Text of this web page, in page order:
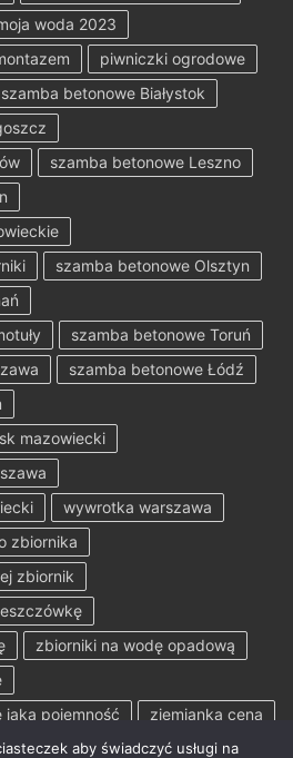
woda 2023
piwniczki ogrodowe
szamba betonowe Białystok
szamba betonowe Leszno
szamba betonowe Olsztyn
szamba betonowe Toruń
szamba betonowe Łódź
mazowiecki
wywrotka warszawa
zbiornika
zbiornik
zbiorniki na wodę opadową
pojemność
ziemianka cena
aby świadczyć usługi na